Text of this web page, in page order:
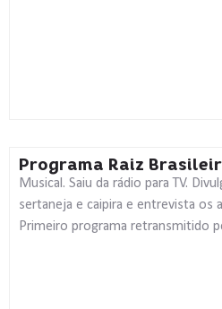
Programa Raiz
Musical. Saiu da rádio para TV.
sertaneja e caipira e entrevista os
Primeiro programa retransmitido